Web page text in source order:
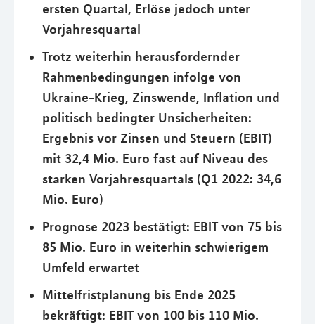
ersten Quartal, Erlöse jedoch unter
Vorjahresquartal
Trotz weiterhin herausfordernder
Rahmenbedingungen infolge von
Ukraine-Krieg, Zinswende, Inflation und
politisch bedingter Unsicherheiten:
Ergebnis vor Zinsen und Steuern (EBIT)
mit 32,4 Mio. Euro fast auf Niveau des
starken Vorjahresquartals (Q1 2022: 34,6
Mio. Euro)
Prognose 2023 bestätigt: EBIT von 75 bis
85 Mio. Euro in weiterhin schwierigem
Umfeld erwartet
Mittelfristplanung bis Ende 2025
bekräftigt: EBIT von 100 bis 110 Mio.